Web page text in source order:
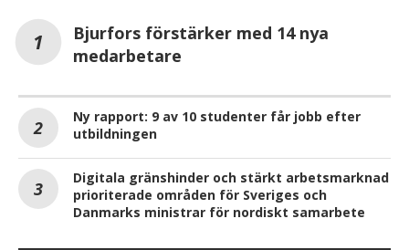
Bjurfors förstärker med 14 nya
medarbetare
Ny rapport: 9 av 10 studenter får jobb efter
utbildningen
Digitala gränshinder och stärkt arbetsmarknad
prioriterade områden för Sveriges och
Danmarks ministrar för nordiskt samarbete